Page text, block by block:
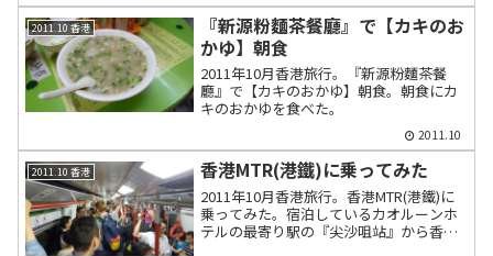
2011.10 香港
『新源粉麵茶餐廳』で【カキのお
かゆ】朝食
2011年10月香港旅行。『新源粉麵茶餐
廳』で【カキのおかゆ】朝食。朝食にカ
キのおかゆを食べた。
2011.10
2011.10 香港 香港MTR(港鐵)に乗ってみた
2011年10月香港旅行。香港MTR(港鐵)に
乗ってみた。宿泊しているカオルーンホ
テルの最寄り駅の『尖沙咀站』から香港